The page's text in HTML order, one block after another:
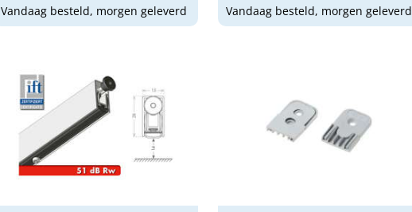
Vandaag besteld, morgen geleverd
Vandaag besteld, morgen geleverd